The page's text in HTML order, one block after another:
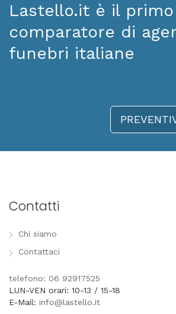
Lastello.it è il primo
comparatore di
funebri italiane
Contatti
Chi siamo
Contattaci
telefono: 06 92917525
LUN-VEN orari: 10-13 / 15-18
E-Mail: info@lastello.it